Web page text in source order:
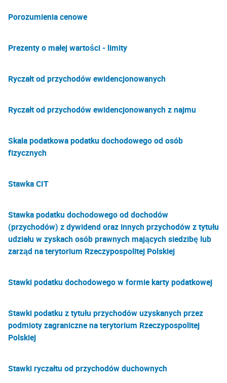
Porozumienia cenowe
Prezenty o małej wartości - limity
Ryczałt od przychodów ewidencjonowanych
Ryczałt od przychodów ewidencjonowanych z najmu
Skala podatkowa podatku dochodowego od osób
fizycznych
Stawka CIT
Stawka podatku dochodowego od dochodów
(przychodów) z dywidend oraz innych przychodów z tytułu
udziału w zyskach osób prawnych mających siedzibę lub
zarząd na terytorium Rzeczypospolitej Polskiej
Stawki podatku dochodowego w formie karty podatkowej
Stawki podatku z tytułu przychodów uzyskanych przez
podmioty zagraniczne na terytorium Rzeczypospolitej
Polskiej
Stawki ryczałtu od przychodów duchownych